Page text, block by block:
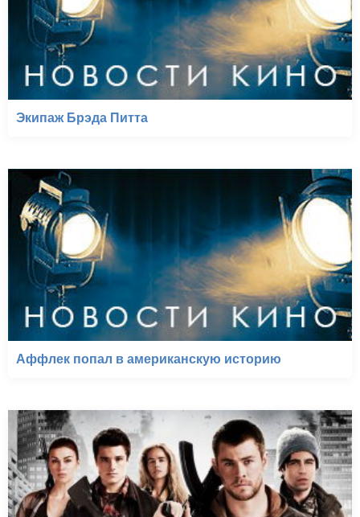
Экипаж Брэда Питта
Аффлек попал в американскую историю